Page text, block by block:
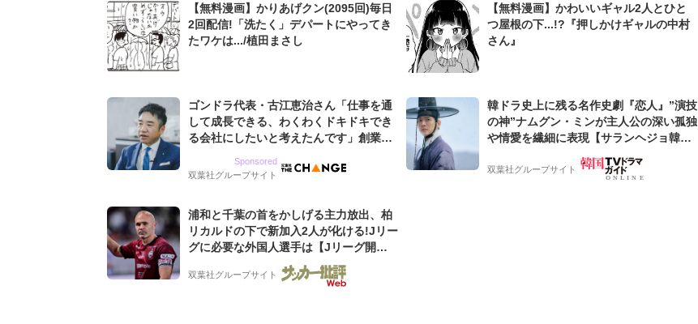
【無料漫画】かりあげクン(2095回)毎日
2回配信!「洗たく」デパートにやってき
たワケは.../植田まさし
【無料漫画】かわいいギャル2人とひと
つ屋根の下...!?『押しかけギャルの中村
さん』
ゴンドラ代表・古江恵治さん「仕事を通
して成長できる、わくわくドキドキでき
る会社にしたいと考えたんです」創業来
グ会社のアイデンティティ
Sponsored
双葉社グループサイト
韓ドラ史上に残る名作史劇『恋人』”演技
の神”ナムグン・ミンが主人公の深い孤独
や情愛を繊細に表現【サランヘジョ韓ド
双葉社グループサイト
浦和と千葉の首をかしげる主力放出、柏
リカルドの下で新加入2人が化ける!Jリー
グに必要な外国人選手は【Jリーグ開幕
「初めての秋春制」の大激論】(4)
双葉社グループサイト